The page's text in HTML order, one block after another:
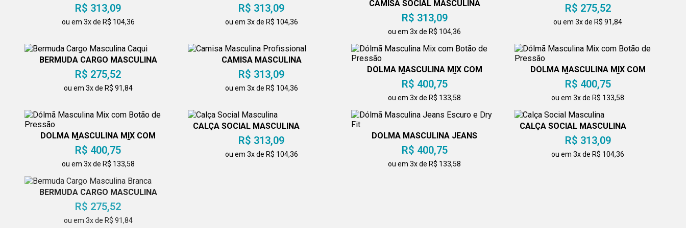
R$ 313,09
ou em 3x de R$ 104,36
R$ 313,09
ou em 3x de R$ 104,36
CAMISA SOCIAL MASCULINA
MANGA LONGA
R$ 313,09
ou em 3x de R$ 104,36
R$ 275,52
ou em 3x de R$ 91,84
BERMUDA CARGO MASCULINA
CAQUI
R$ 275,52
ou em 3x de R$ 91,84
CAMISA MASCULINA
PROFISSIONAL
R$ 313,09
ou em 3x de R$ 104,36
DÓLMÃ MASCULINA MIX COM
BOTÃO DE PRESSÃO
R$ 400,75
ou em 3x de R$ 133,58
DÓLMÃ MASCULINA MIX COM
BOTÃO DE PRESSÃO
R$ 400,75
ou em 3x de R$ 133,58
DÓLMÃ MASCULINA MIX COM
BOTÃO DE PRESSÃO
R$ 400,75
ou em 3x de R$ 133,58
CALÇA SOCIAL MASCULINA
R$ 313,09
ou em 3x de R$ 104,36
DÓLMÃ MASCULINA JEANS
ESCURO E DRY FIT
R$ 400,75
ou em 3x de R$ 133,58
CALÇA SOCIAL MASCULINA
R$ 313,09
ou em 3x de R$ 104,36
BERMUDA CARGO MASCULINA
BRANCA
R$ 275,52
ou em 3x de R$ 91,84